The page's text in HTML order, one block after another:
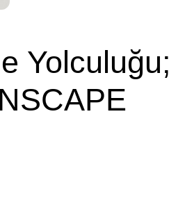
Yolculuğu;